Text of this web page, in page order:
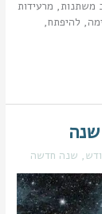
משתנות, מרעידות
להיפתח,
, שנה חדשה